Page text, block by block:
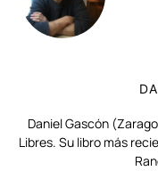
Daniel Gascón
Libres. Su libro más